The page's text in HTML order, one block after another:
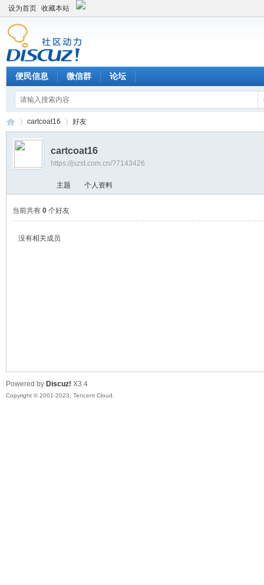
设为首页 收藏本站
便民信息 微信群 论坛
›
cartcoat16 好友
cartcoat16
https://jszst.com.cn/?7143426
主题 个人资料
当前共有 0个好友
没有相关成员
Powered by Discuz! X3.4
Copyright © 2001-2023, Tencent Cloud.